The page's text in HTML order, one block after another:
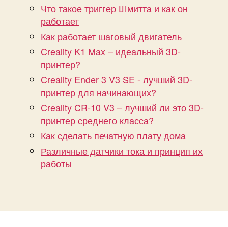
Что такое триггер Шмитта и как он
работает
Как работает шаговый двигатель
Creality K1 Max – идеальный 3D-
принтер?
Creality Ender 3 V3 SE - лучший 3D-
принтер для начинающих?
Creality CR-10 V3 – лучший ли это 3D-
принтер среднего класса?
Как сделать печатную плату дома
Различные датчики тока и принцип их
работы